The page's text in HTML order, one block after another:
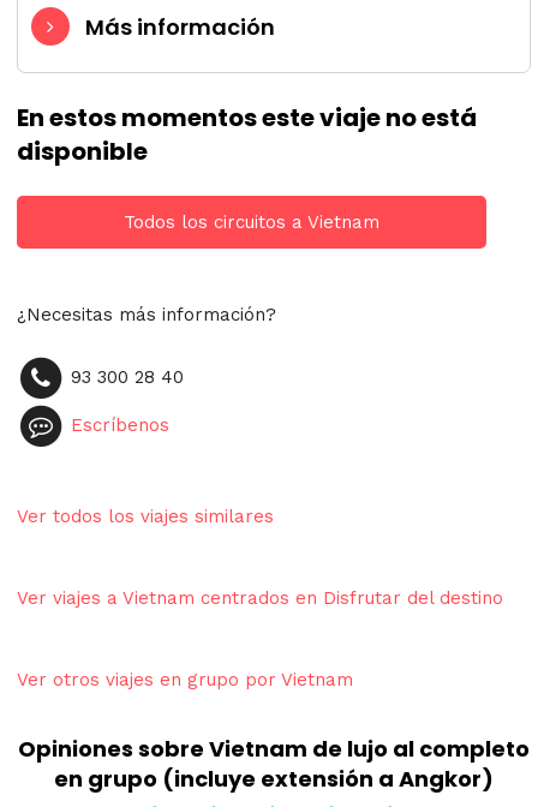
Más información
En estos momentos este viaje no está
disponible
Todos los circuitos a Vietnam
¿Necesitas más información?
93 300 28 40
Escríbenos
Ver todos los viajes similares
Ver viajes a Vietnam centrados en Disfrutar del destino
Ver otros viajes en grupo por Vietnam
Opiniones sobre Vietnam de lujo al completo
en grupo (incluye extensión a Angkor)